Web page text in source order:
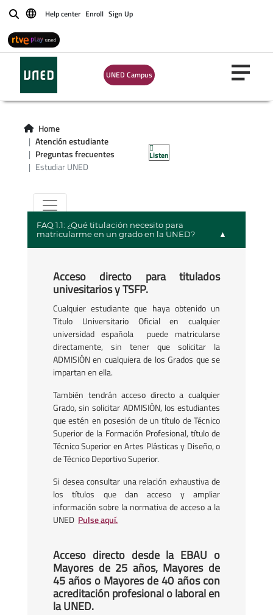
BuscarHelp center Enroll Sign Up
UNED Campus
Home
Atención estudiante
Preguntas frecuentes
Estudiar UNED
Listen
Preguntas
frecuentes,
estudiar en la
UNED
FAQ 1.1: ¿Qué titulación necesito para
matricularme en un grado en la UNED?
Acceso directo para titulados
univesitarios y TSFP.
Cualquier estudiante que haya obtenido un
Titulo Universitario Oficial en cualquier
universidad española puede matricularse
directamente, sin tener que solicitar la
ADMISIÓN en cualquiera de los Grados que se
impartan en ella.
También tendrán acceso directo a cualquier
Grado, sin solicitar ADMISIÓN, los estudiantes
que estén en posesión de un título de Técnico
Superior de la Formación Profesional, título de
Técnico Superior en Artes Plásticas y Diseño, o
de Técnico Deportivo Superior.
Si desea consultar una relación exhaustiva de
los títulos que dan acceso y ampliar
información sobre la normativa de acceso a la
UNED Pulse aquí.
Acceso directo desde la EBAU o
Mayores de 25 años, Mayores de
45 años o Mayores de 40 años con
acreditación profesional o laboral en
la UNED.